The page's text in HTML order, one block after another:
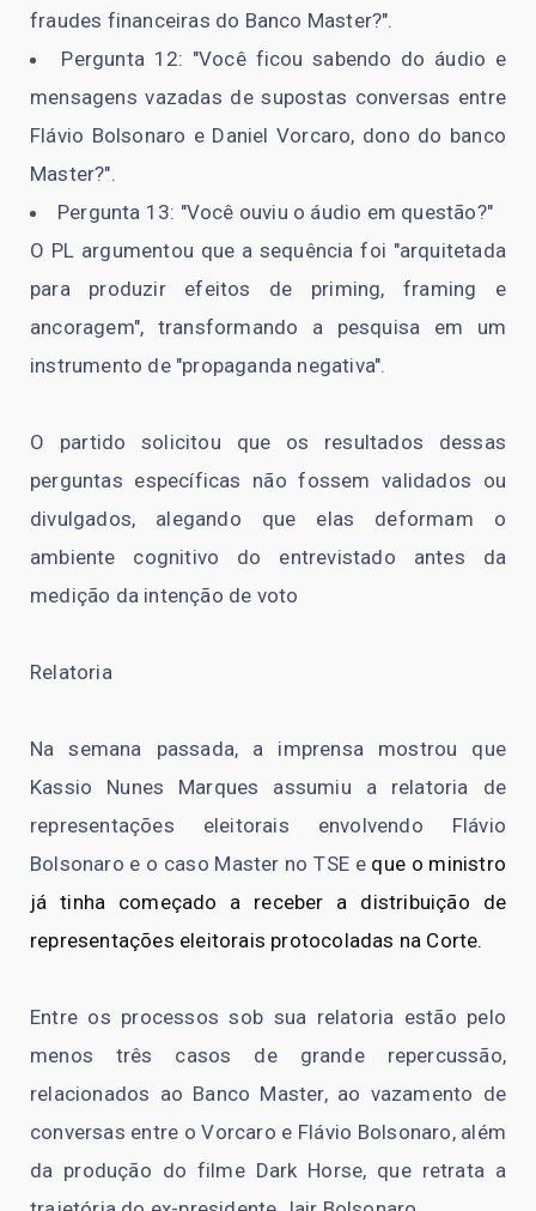
fraudes financeiras do Banco Master?".
Pergunta 12: "Você ficou sabendo do áudio e
mensagens vazadas de supostas conversas entre
Flávio Bolsonaro e Daniel Vorcaro, dono do banco
Master?".
Pergunta 13: "Você ouviu o áudio em questão?"
O PL argumentou que a sequência foi "arquitetada
para produzir efeitos de priming, framing e
ancoragem", transformando a pesquisa em um
instrumento de "propaganda negativa".
O partido solicitou que os resultados dessas
perguntas específicas não fossem validados ou
divulgados, alegando que elas deformam o
ambiente cognitivo do entrevistado antes da
medição da intenção de voto
Relatoria
Na semana passada, a imprensa mostrou que
Kassio Nunes Marques assumiu a relatoria de
representações eleitorais envolvendo Flávio
Bolsonaro e o caso Master no TSE e que o ministro
já tinha começado a receber a distribuição de
representações eleitorais protocoladas na Corte.
Entre os processos sob sua relatoria estão pelo
menos três casos de grande repercussão,
relacionados ao Banco Master, ao vazamento de
conversas entre o Vorcaro e Flávio Bolsonaro, além
da produção do filme Dark Horse, que retrata a